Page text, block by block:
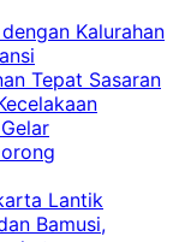
Kalurahan
Tepat Sasaran
Lantik
Bamusi,